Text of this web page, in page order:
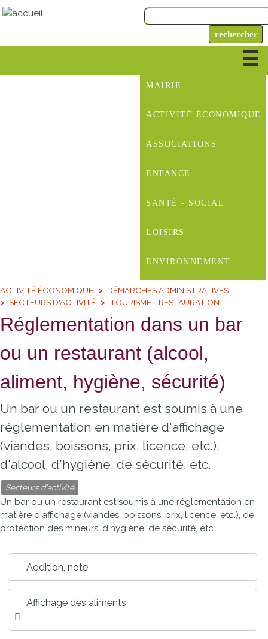
MAIRIE
ACTIVITÉ ÉCONOMIQUE
ASSOCIATIONS
ENFANCE
SANTÉ - SOCIAL
LOISIRS
ENVIRONNEMENT
ACTIVITÉ ÉCONOMIQUE
DÉMARCHES ADMINISTRATIVES
SECTEURS D'ACTIVITÉ
TOURISME - RESTAURATION
Réglementation dans un bar
ou un restaurant (alcool,
aliment, hygiène, sécurité)
Un bar ou un restaurant est soumis à une
réglementation en matière d'affichage
(viandes, boissons, prix, licence, etc.),
d'alcool, d'hygiène, de sécurité, etc.
Secteurs d'activité
Un bar ou un restaurant est soumis à une réglementation en
matière d'affichage (viandes, boissons, prix, licence, etc.), de
protection des mineurs, d'hygiène, de sécurité, etc.
Addition, note
Affichage des aliments